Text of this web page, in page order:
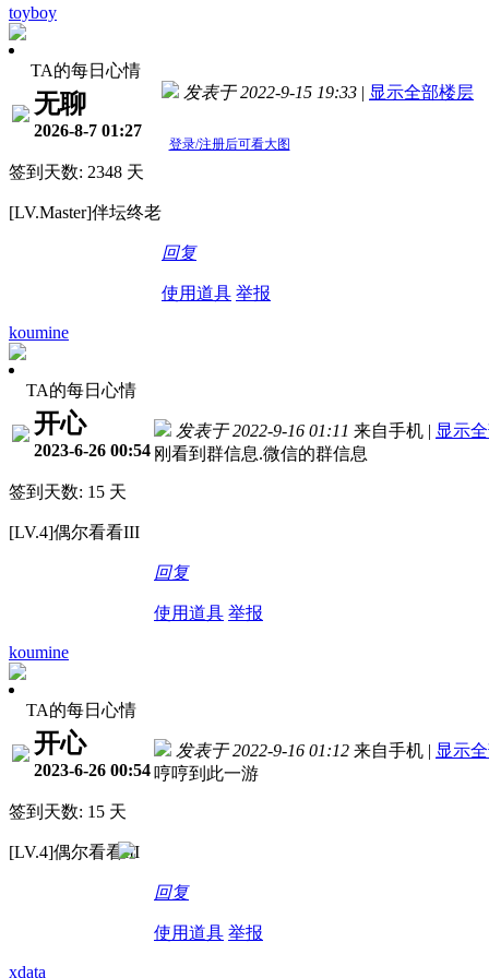
toyboy
TA的每日心情
无聊
2026-8-7 01:27
签到天数: 2348 天
[LV.Master]伴坛终老
发表于 2022-9-15 19:33 | 显示全部楼层
登录/注册后可看大图
回复
使用道具 举报
koumine
TA的每日心情
开心
2023-6-26 00:54
签到天数: 15 天
[LV.4]偶尔看看III
发表于 2022-9-16 01:11 来自手机 | 显示
刚看到群信息.微信的群信息
回复
使用道具 举报
koumine
TA的每日心情
开心
2023-6-26 00:54
签到天数: 15 天
[LV.4]偶尔看看III
发表于 2022-9-16 01:12 来自手机 | 显示
哼哼到此一游
回复
使用道具 举报
xdata